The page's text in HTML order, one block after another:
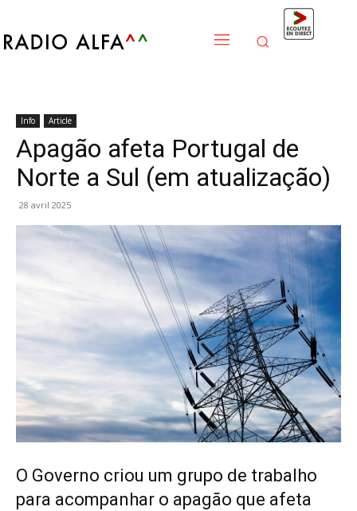
Info Article
Apagão afeta Portugal de
Norte a Sul (em atualização)
28 avril 2025
O Governo criou um grupo de trabalho
para acompanhar o apagão que afeta